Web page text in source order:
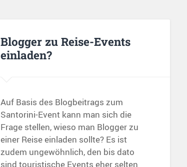
Blogger zu Reise-Events
einladen?
Auf Basis des Blogbeitrags zum
Santorini-Event kann man sich die
Frage stellen, wieso man Blogger zu
einer Reise einladen sollte? Es ist
zudem ungewöhnlich, den bis dato
sind touristische Events eher selten